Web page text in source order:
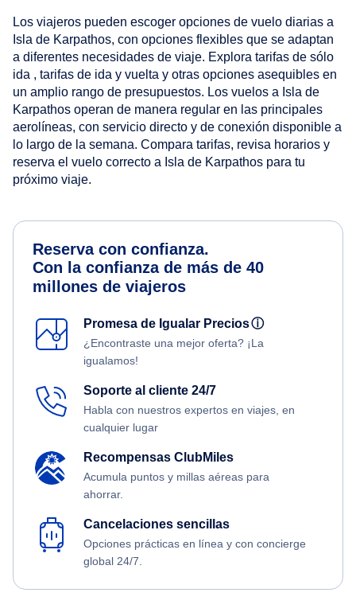
Los viajeros pueden escoger opciones de vuelo diarias a
Isla de Karpathos, con opciones flexibles que se adaptan
a diferentes necesidades de viaje. Explora tarifas de sólo
ida , tarifas de ida y vuelta y otras opciones asequibles en
un amplio rango de presupuestos. Los vuelos a Isla de
Karpathos operan de manera regular en las principales
aerolíneas, con servicio directo y de conexión disponible a
lo largo de la semana. Compara tarifas, revisa horarios y
reserva el vuelo correcto a Isla de Karpathos para tu
próximo viaje.
Reserva con confianza.
Con la confianza de más de 40
millones de viajeros
Promesa de Igualar Preciosⓘ
¿Encontraste una mejor oferta? ¡La
igualamos!
Soporte al cliente 24/7
Habla con nuestros expertos en viajes, en
cualquier lugar
Recompensas ClubMiles
Acumula puntos y millas aéreas para
ahorrar.
Cancelaciones sencillas
Opciones prácticas en línea y con concierge
global 24/7.